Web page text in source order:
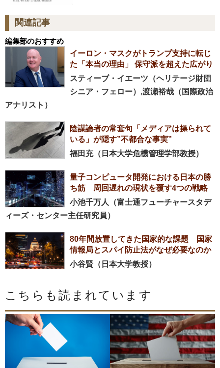
関連記事
編集部のおすすめ
イーロン・マスクがトランプ支持に転じ
た「本当の理由」 保守派を超えた広がり
スティーブ・イエーツ（ヘリテージ財団
シニア・フェロー）,渡瀬裕哉（国際政治
アナリスト）
陰謀論者の常套句「メディアは操られて
いる」が隠す”不都合な事実”
福田充（日本大学危機管理学部教授）
量子コンピュータ開発における日本の勝
ち筋 周回遅れの現状を覆す4つの戦略
小池千万人（富士通フューチャースタデ
ィーズ・センター主任研究員）
80年間放置してきた国家的な課題 国家
情報局とスパイ防止法がなぜ必要なのか
小谷賢（日本大学教授）
こちらも読まれています